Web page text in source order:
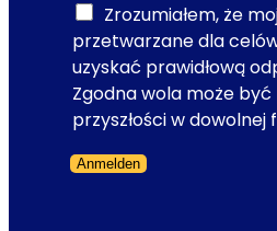
Zrozumiałem, że
przetwarzane dla
uzyskać prawidłową
Zgodna wola może być
przyszłości w dowolnej
Anmelden